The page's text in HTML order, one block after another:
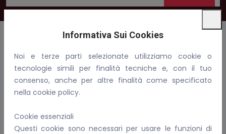
Informativa Sui Cookies
Noi e terze parti selezionate utilizziamo cookie o
tecnologie simili per finalità tecniche e, con il tuo
consenso, anche per altre finalità come specificato
nella cookie policy.
Cookie essenziali
Questi cookie sono necessari per usare le funzioni di
Benvenuti in Megaffari, compra, vendi e fai affari!
Email:
info@megaffari.com
P.IVA: 02081690899